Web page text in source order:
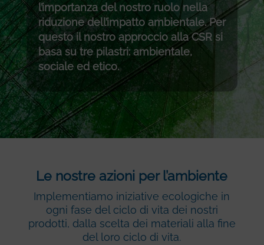
l’importanza del nostro ruolo nella
riduzione dell’impatto ambientale. Per
questo il nostro approccio alla CSR si
basa su tre pilastri: ambientale,
sociale ed etico.
Le nostre azioni per l’ambiente
Implementiamo iniziative ecologiche in
ogni fase del ciclo di vita dei nostri
prodotti, dalla scelta dei materiali alla fine
del loro ciclo di vita.